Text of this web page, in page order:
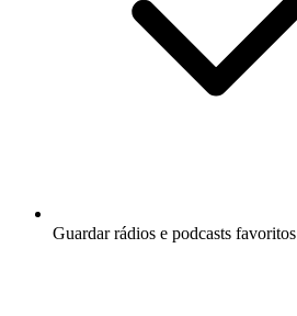
Guardar rádios e podcasts favoritos